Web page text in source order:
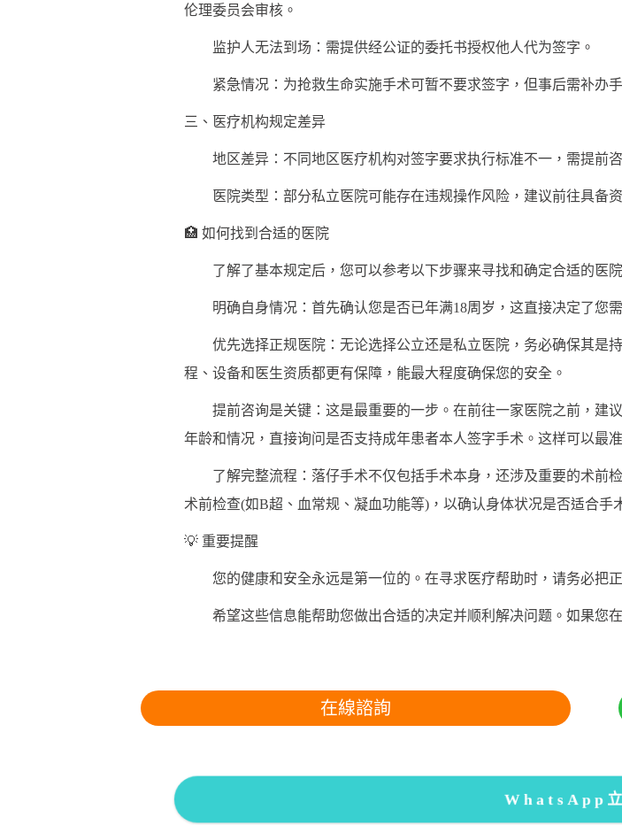
伦理委员会审核。
监护人无法到场：需提供经公证的委托书授权他人代为签字。
紧急情况：为抢救生命实施手术可暂不要求签字，但事后需补办手
三、医疗机构规定差异
地区差异：不同地区医疗机构对签字要求执行标准不一，需提前咨
医院类型：部分私立医院可能存在违规操作风险，建议前往具备资
🏥 如何找到合适的医院
了解了基本规定后，您可以参考以下步骤来寻找和确定合适的医院
明确自身情况：首先确认您是否已年满18周岁，这直接决定了您需
优先选择正规医院：无论选择公立还是私立医院，务必确保其是
程、设备和医生资质都更有保障，能最大程度确保您的安全。
提前咨询是关键：这是最重要的一步。在前往一家医院之前，建
年龄和情况，直接询问是否支持成年患者本人签字手术。这样可以最
了解完整流程：落仔手术不仅包括手术本身，还涉及重要的术前
术前检查(如B超、血常规、凝血功能等)，以确认身体状况是否适合手
💡 重要提醒
您的健康和安全永远是第一位的。在寻求医疗帮助时，请务必把正
希望这些信息能帮助您做出合适的决定并顺利解决问题。如果您在
在線諮詢
WhatsApp